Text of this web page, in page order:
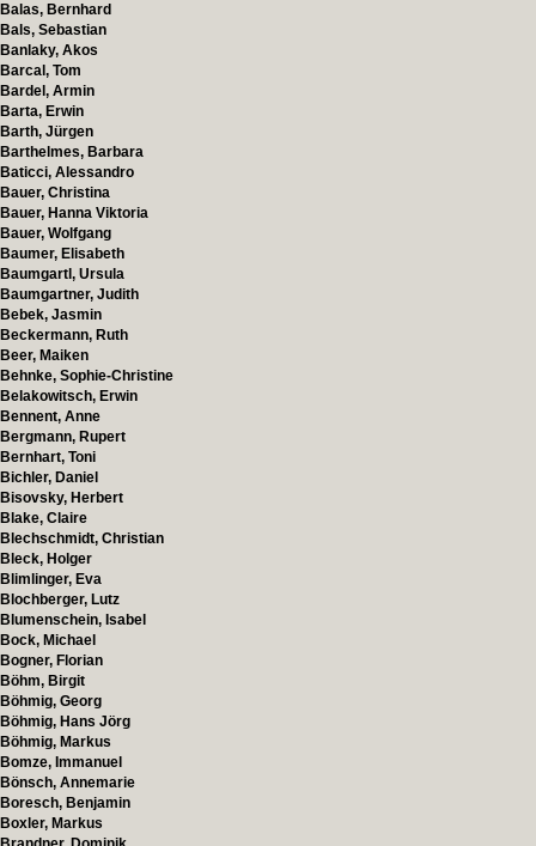
Balas, Bernhard
Bals, Sebastian
Banlaky, Akos
Barcal, Tom
Bardel, Armin
Barta, Erwin
Barth, Jürgen
Barthelmes, Barbara
Baticci, Alessandro
Bauer, Christina
Bauer, Hanna Viktoria
Bauer, Wolfgang
Baumer, Elisabeth
Baumgartl, Ursula
Baumgartner, Judith
Bebek, Jasmin
Beckermann, Ruth
Beer, Maiken
Behnke, Sophie-Christine
Belakowitsch, Erwin
Bennent, Anne
Bergmann, Rupert
Bernhart, Toni
Bichler, Daniel
Bisovsky, Herbert
Blake, Claire
Blechschmidt, Christian
Bleck, Holger
Blimlinger, Eva
Blochberger, Lutz
Blumenschein, Isabel
Bock, Michael
Bogner, Florian
Böhm, Birgit
Böhmig, Georg
Böhmig, Hans Jörg
Böhmig, Markus
Bomze, Immanuel
Bönsch, Annemarie
Boresch, Benjamin
Boxler, Markus